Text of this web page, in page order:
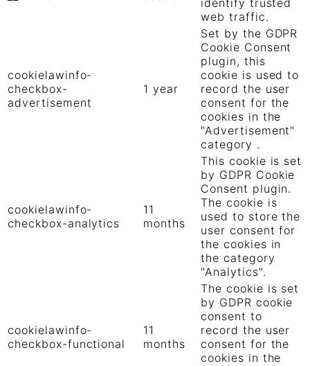
identify trusted
web traffic.
cookielawinfo-
checkbox-
advertisement
1 year
Set by the GDPR
Cookie Consent
plugin, this
cookie is used to
record the user
consent for the
cookies in the
"Advertisement"
category .
cookielawinfo-
checkbox-analytics
11
months
This cookie is set
by GDPR Cookie
Consent plugin.
The cookie is
used to store the
user consent for
the cookies in
the category
"Analytics".
cookielawinfo-
checkbox-functional
11
months
The cookie is set
by GDPR cookie
consent to
record the user
consent for the
cookies in the